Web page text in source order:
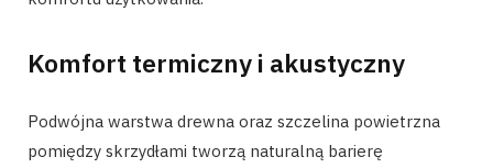
Komfort termiczny i akustyczny
Podwójna warstwa drewna oraz szczelina powietrzna
pomiędzy skrzydłami tworzą naturalną barierę